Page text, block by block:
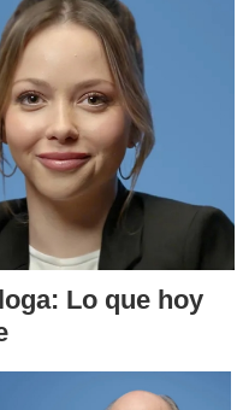
Lo que hoy